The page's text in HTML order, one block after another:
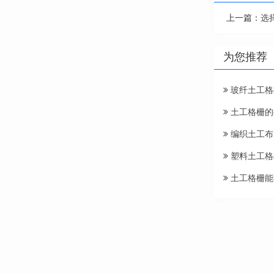
上一篇： 选
为您推荐
玻纤土工格
土工格栅
编织土工
塑料土工格
土工格栅